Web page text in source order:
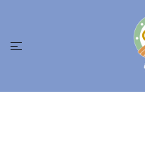
contido
Alternar